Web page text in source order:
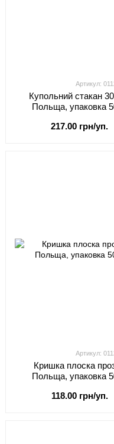
Артикул:
Купольний стакан
Польща, упаковка
217.00 грн/уп.
Артикул:
Кришка плоска
Польща, упаковка
118.00 грн/уп.